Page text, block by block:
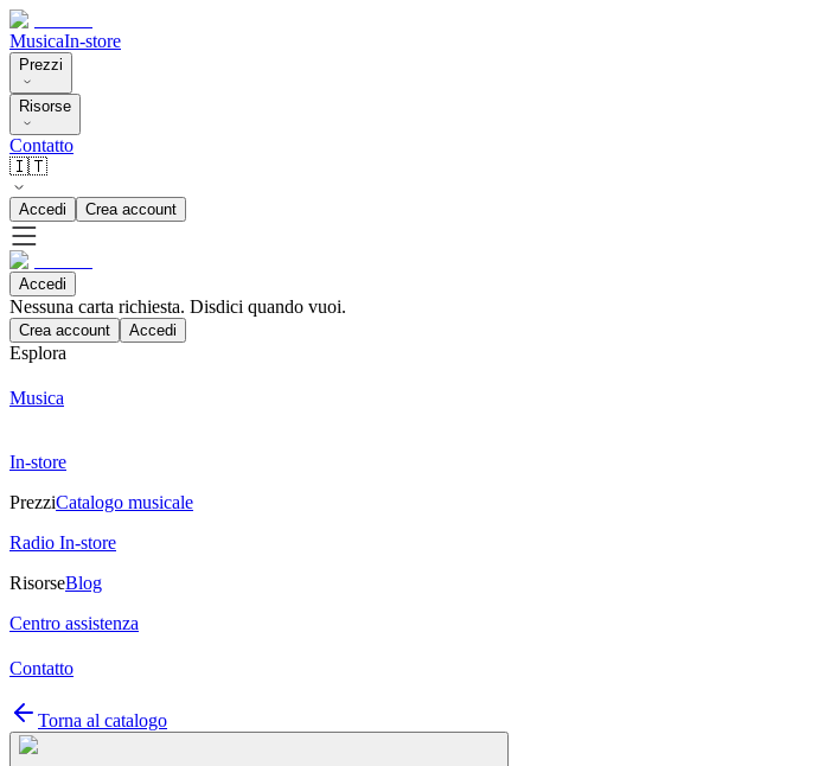
MusicaIn-store
Prezzi
Risorse
Contatto
🇮🇹
Accedi Crea account
Accedi
Nessuna carta richiesta. Disdici quando vuoi.
Crea account Accedi
Esplora
Musica
In-store
PrezziCatalogo musicale
Radio In-store
RisorseBlog
Centro assistenza
Contatto
Torna al catalogo